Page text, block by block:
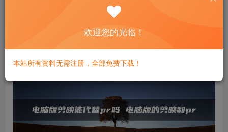
的便捷性、功能局限与PR的专业深度，最后总结两者在不同
欢迎您的光临！
本站所有资料无需注册，全部免费下载！